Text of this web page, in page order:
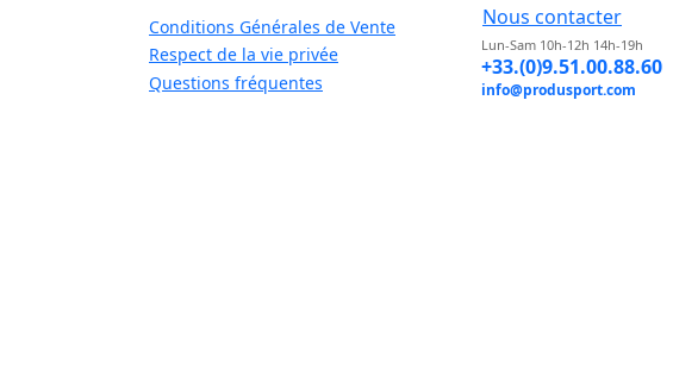
Conditions Générales de Vente
Respect de la vie privée
Questions fréquentes
Nous contacter
Lun-Sam 10h-12h 14h-19h
+33.(0)9.51.00.88.60
info@produsport.com